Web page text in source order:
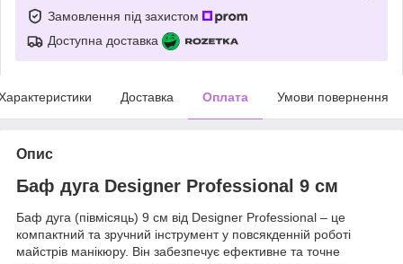
Замовлення під захистом
Доступна доставка
Доставка Оплата Умови повернення
Опис
Баф дуга Designer Professional 9 см
Баф дуга (півмісяць) 9 см від Designer Professional – це
компактний та зручний інструмент у повсякденній роботі
майстрів манікюру. Він забезпечує ефективне та точне